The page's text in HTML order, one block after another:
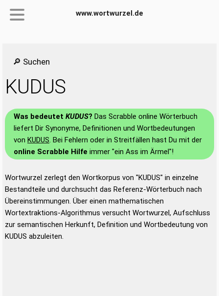
www.wortwurzel.de
🔎 Suchen
KUDUS
Was bedeutet KUDUS? Das Scrabble online Wörterbuch
liefert Dir Synonyme, Definitionen und Wortbedeutungen
von KUDUS. Bei Fehlern oder in Streitfällen hast Du mit der
online Scrabble Hilfe immer "ein Ass im Ärmel"!
Wortwurzel zerlegt den Wortkorpus von "KUDUS" in einzelne
Bestandteile und durchsucht das Referenz-Wörterbuch nach
Übereinstimmungen. Über einen mathematischen
Wortextraktions-Algorithmus versucht Wortwurzel, Aufschluss
zur semantischen Herkunft, Definition und Wortbedeutung von
KUDUS abzuleiten.